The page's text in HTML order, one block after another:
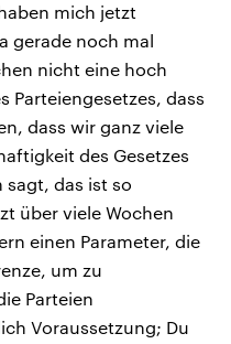
mich jetzt
gerade noch mal
nicht eine hoch
Parteiengesetzes, dass
dass wir ganz viele
des Gesetzes
das ist so
über viele Wochen
einen Parameter, die
um zu
Parteien
Voraussetzung; Du